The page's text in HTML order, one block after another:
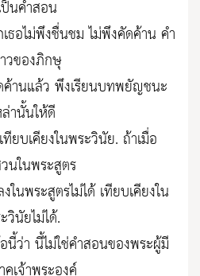
นคำสอน
ธอไม่พึงชื่นชม ไม่พึงคัดค้าน คำ
วของภิกษุ
านแล้ว พึงเรียนบทพยัญชนะ
านั้นให้ดี
ยบเคียงในพระวินัย. ถ้าเมื่อ
นในพระสูตร
ในพระสูตรไม่ได้ เทียบเคียงใน
วินัยไม่ได้.
นี้ว่า นี้ไม่ใช่คำสอนของพระผู้มี